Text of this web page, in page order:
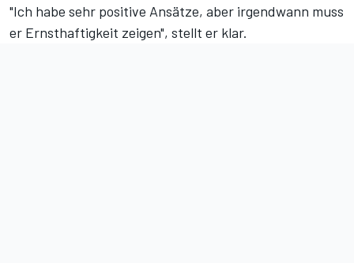
"Ich habe sehr positive Ansätze, aber irgendwann muss
er Ernsthaftigkeit zeigen", stellt er klar.